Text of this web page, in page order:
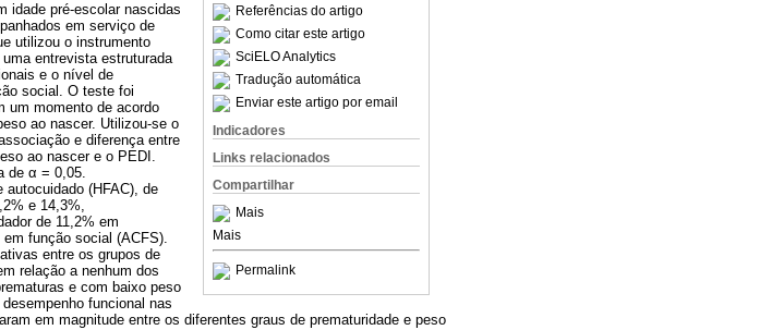
Referências do artigo
Como citar este artigo
SciELO Analytics
Tradução automática
Enviar este artigo por email
Indicadores
Links relacionados
Compartilhar
Mais
Mais
Permalink
idade pré-escolar nascidas
em serviço de
utilizou o instrumento
entrevista estruturada
e o nível de
social. O teste foi
um momento de acordo
ao nascer. Utilizou-se o
e diferença entre
ao nascer e o PEDI.
de α = 0,05.
autocuidado (HFAC), de
e 14,3%,
de 11,2% em
função social (ACFS).
entre os grupos de
relação a nenhum dos
e com baixo peso
funcional nas
em magnitude entre os diferentes graus de prematuridade e peso